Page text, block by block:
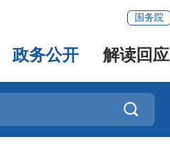
国务院
政务公开 解读回应
